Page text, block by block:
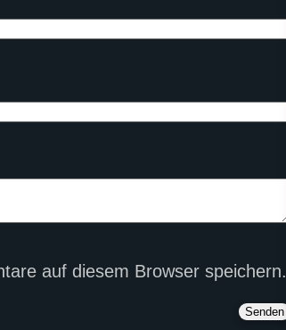
auf diesem Browser speichern.